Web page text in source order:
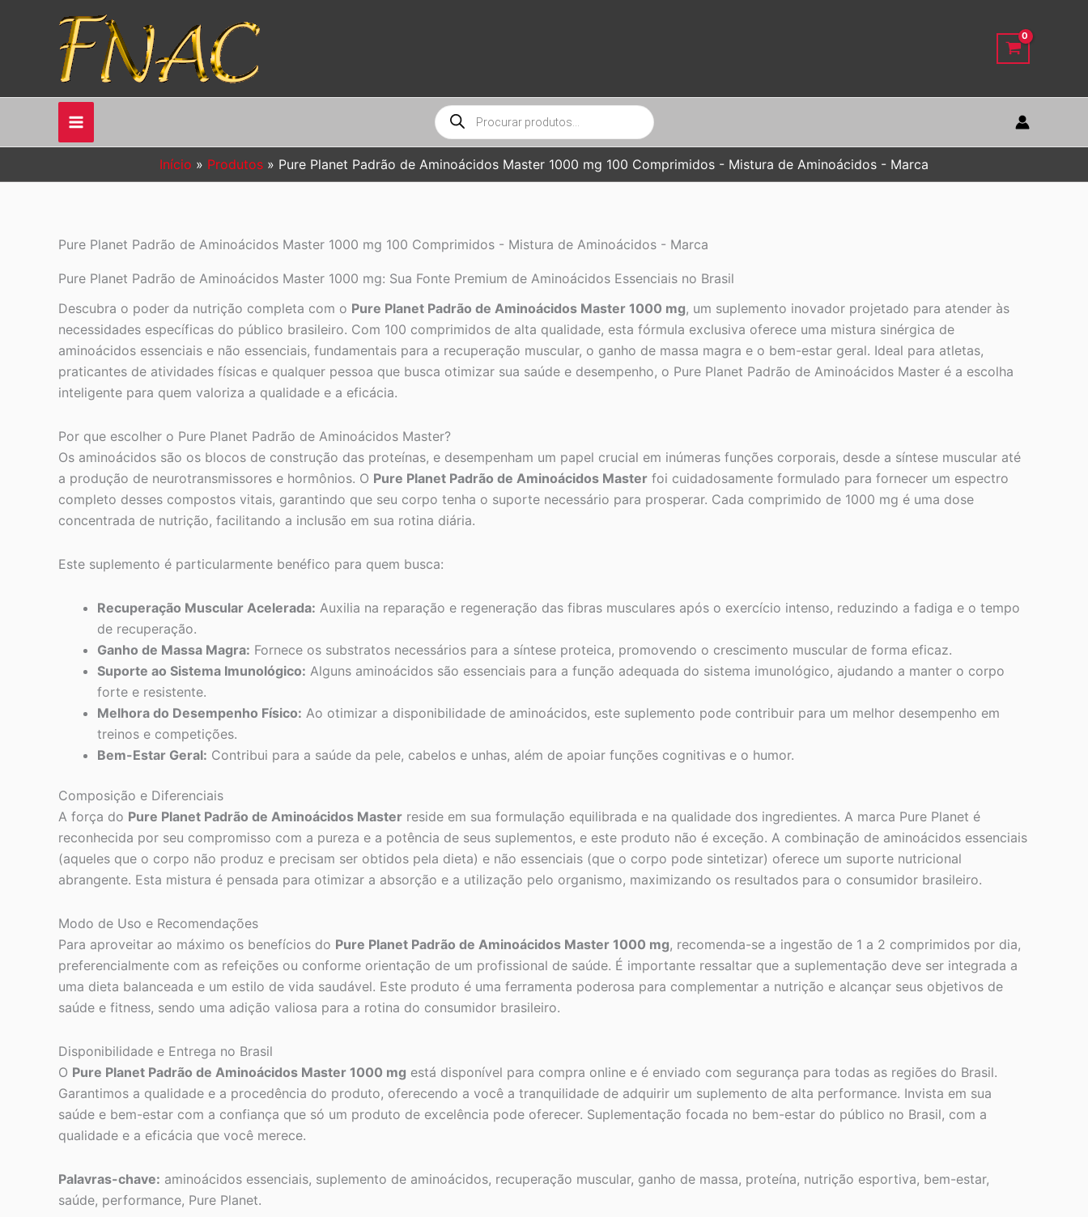
Pesquisar
produtos
Início Produtos Pure Planet Padrão de Aminoácidos Master 1000 mg 100 Comprimidos - Mistura de Aminoácidos - Marca
Pure Planet Padrão de Aminoácidos Master 1000 mg 100 Comprimidos - Mistura de Aminoácidos - Marca
Pure Planet Padrão de Aminoácidos Master 1000 mg: Sua Fonte Premium de Aminoácidos Essenciais no Brasil
Descubra o poder da nutrição completa com o Pure Planet Padrão de Aminoácidos Master 1000 mg, um suplemento inovador projetado para atender às
necessidades específicas do público brasileiro. Com 100 comprimidos de alta qualidade, esta fórmula exclusiva oferece uma mistura sinérgica de
aminoácidos essenciais e não essenciais, fundamentais para a recuperação muscular, o ganho de massa magra e o bem-estar geral. Ideal para atletas,
praticantes de atividades físicas e qualquer pessoa que busca otimizar sua saúde e desempenho, o Pure Planet Padrão de Aminoácidos Master é a escolha
inteligente para quem valoriza a qualidade e a eficácia.
Por que escolher o Pure Planet Padrão de Aminoácidos Master?
Os aminoácidos são os blocos de construção das proteínas, e desempenham um papel crucial em inúmeras funções corporais, desde a síntese muscular até
a produção de neurotransmissores e hormônios. O Pure Planet Padrão de Aminoácidos Master foi cuidadosamente formulado para fornecer um espectro
completo desses compostos vitais, garantindo que seu corpo tenha o suporte necessário para prosperar. Cada comprimido de 1000 mg é uma dose
concentrada de nutrição, facilitando a inclusão em sua rotina diária.
Este suplemento é particularmente benéfico para quem busca:
Recuperação Muscular Acelerada: Auxilia na reparação e regeneração das fibras musculares após o exercício intenso, reduzindo a fadiga e o tempo
de recuperação.
Ganho de Massa Magra: Fornece os substratos necessários para a síntese proteica, promovendo o crescimento muscular de forma eficaz.
Suporte ao Sistema Imunológico: Alguns aminoácidos são essenciais para a função adequada do sistema imunológico, ajudando a manter o corpo
forte e resistente.
Melhora do Desempenho Físico: Ao otimizar a disponibilidade de aminoácidos, este suplemento pode contribuir para um melhor desempenho em
treinos e competições.
Bem-Estar Geral: Contribui para a saúde da pele, cabelos e unhas, além de apoiar funções cognitivas e o humor.
Composição e Diferenciais
A força do Pure Planet Padrão de Aminoácidos Master reside em sua formulação equilibrada e na qualidade dos ingredientes. A marca Pure Planet é
reconhecida por seu compromisso com a pureza e a potência de seus suplementos, e este produto não é exceção. A combinação de aminoácidos essenciais
(aqueles que o corpo não produz e precisam ser obtidos pela dieta) e não essenciais (que o corpo pode sintetizar) oferece um suporte nutricional
abrangente. Esta mistura é pensada para otimizar a absorção e a utilização pelo organismo, maximizando os resultados para o consumidor brasileiro.
Modo de Uso e Recomendações
Para aproveitar ao máximo os benefícios do Pure Planet Padrão de Aminoácidos Master 1000 mg, recomenda-se a ingestão de 1 a 2 comprimidos por dia,
preferencialmente com as refeições ou conforme orientação de um profissional de saúde. É importante ressaltar que a suplementação deve ser integrada a
uma dieta balanceada e um estilo de vida saudável. Este produto é uma ferramenta poderosa para complementar a nutrição e alcançar seus objetivos de
saúde e fitness, sendo uma adição valiosa para a rotina do consumidor brasileiro.
Disponibilidade e Entrega no Brasil
O Pure Planet Padrão de Aminoácidos Master 1000 mg está disponível para compra online e é enviado com segurança para todas as regiões do Brasil.
Garantimos a qualidade e a procedência do produto, oferecendo a você a tranquilidade de adquirir um suplemento de alta performance. Invista em sua
saúde e bem-estar com a confiança que só um produto de excelência pode oferecer. Suplementação focada no bem-estar do público no Brasil, com a
qualidade e a eficácia que você merece.
Palavras-chave: aminoácidos essenciais, suplemento de aminoácidos, recuperação muscular, ganho de massa, proteína, nutrição esportiva, bem-estar,
saúde, performance, Pure Planet.